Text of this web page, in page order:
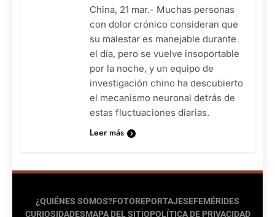
China, 21 mar.- Muchas personas
con dolor crónico consideran que
su malestar es manejable durante
el día, pero se vuelve insoportable
por la noche, y un equipo de
investigación chino ha descubierto
el mecanismo neuronal detrás de
estas fluctuaciones diarias.
Leer más
¿QUIÉNES SOMOS?FOTOREPORTAJESEFEMÉRIDES
CURIOSIDADESMAPA DEL SITIOPOLÍTICA DE PRIVACIDAD